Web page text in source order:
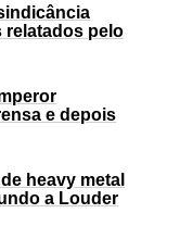
relatados pelo
e depois
heavy metal
a Louder